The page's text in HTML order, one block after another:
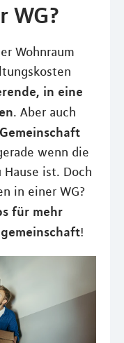
WG?
Wohnraum
in eine
. Aber auch
wenn die
ist. Doch
in einer WG?
für mehr
!